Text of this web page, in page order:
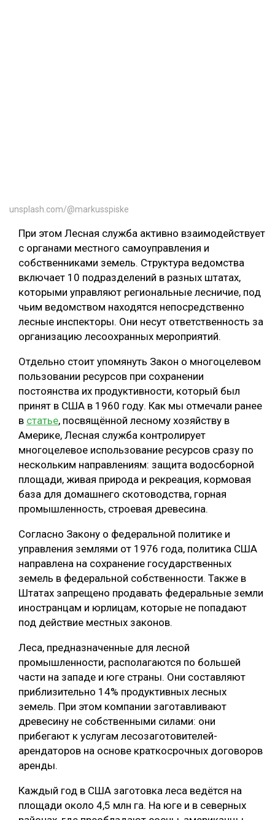
unsplash.com/@markusspiske
При этом Лесная служба активно взаимодействует
с органами местного самоуправления и
собственниками земель. Структура ведомства
включает 10 подразделений в разных штатах,
которыми управляют региональные лесничие, под
чьим ведомством находятся непосредственно
лесные инспекторы. Они несут ответственность за
организацию лесоохранных мероприятий.
Отдельно стоит упомянуть Закон о многоцелевом
пользовании ресурсов при сохранении
постоянства их продуктивности, который был
принят в США в 1960 году. Как мы отмечали ранее
в статье, посвящённой лесному хозяйству в
Америке, Лесная служба контролирует
многоцелевое использование ресурсов сразу по
нескольким направлениям: защита водосборной
площади, живая природа и рекреация, кормовая
база для домашнего скотоводства, горная
промышленность, строевая древесина.
Согласно Закону о федеральной политике и
управления землями от 1976 года, политика США
направлена на сохранение государственных
земель в федеральной собственности. Также в
Штатах запрещено продавать федеральные земли
иностранцам и юрлицам, которые не попадают
под действие местных законов.
Леса, предназначенные для лесной
промышленности, располагаются по большей
части на западе и юге страны. Они составляют
приблизительно 14% продуктивных лесных
земель. При этом компании заготавливают
древесину не собственными силами: они
прибегают к услугам лесозаготовителей-
арендаторов на основе краткосрочных договоров
аренды.
Каждый год в США заготовка леса ведётся на
площади около 4,5 млн га. На юге и в северных